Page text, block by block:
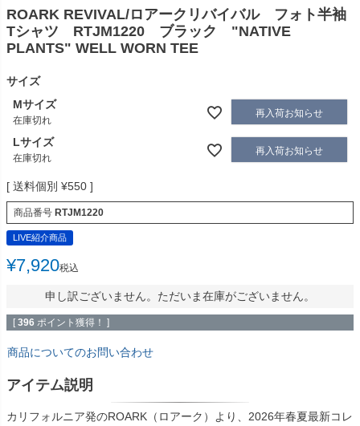
ROARK REVIVAL/ロアークリバイバル フォト半袖
Tシャツ RTJM1220 ブラック "NATIVE
PLANTS" WELL WORN TEE
サイズ
Mサイズ
在庫切れ
再入荷お知らせ
Lサイズ
在庫切れ
再入荷お知らせ
送料個別 ¥550
商品番号 RTJM1220
LIVE紹介商品
¥7,920税込
申し訳ございません。ただいま在庫がございません。
[ 396 ポイント獲得！ ]
商品についてのお問い合わせ
アイテム説明
カリフォルニア発のROARK（ロアーク）より、2026年春夏最新コレ